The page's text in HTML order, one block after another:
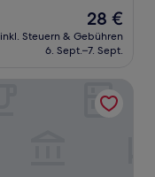
Der
Preis
beträgt
28 €
inkl. Steuern & Gebühren
6. Sept.–7. Sept.